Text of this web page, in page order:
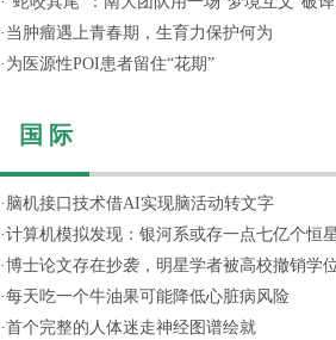
· 当肿瘤遇上青春期，生育力保护何为
· 为医源性POI患者留住“花期”
国 际
· 脑机接口技术借AI实现脑活动转文字
·计算机模拟发现：银河系或存一点七亿个恒
·博士论文存在抄袭，明星学者被高校撤销学
·每天吃一个牛油果可能降低心脏病风险
·首个完整的人体迷走神经图谱绘就